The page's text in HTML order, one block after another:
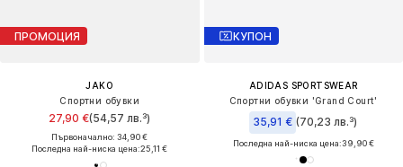
ПРОМОЦИЯ
JAKO
Спортни обувки
27,90 €(54,57 лв.³)
Първоначално: 34,90 €
Последна най-ниска цена:25,11 €
КУПОН
ADIDAS SPORTSWEAR
Спортни обувки 'Grand Court'
35,91 € (70,23 лв.³)
Последна най-ниска цена:39,90 €